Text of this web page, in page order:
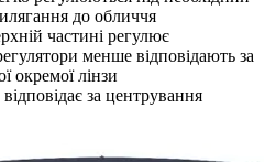
до обличчя
частині регулює
менше відповідають за
окремої лінзи
за центрування